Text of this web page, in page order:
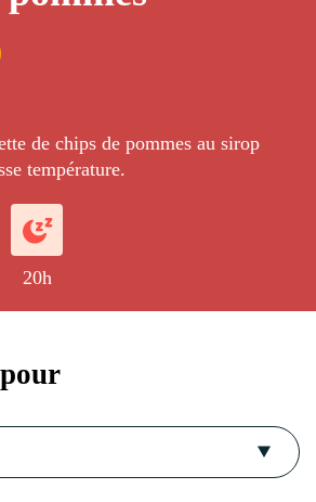
de chips de pommes au sirop
température.
20h